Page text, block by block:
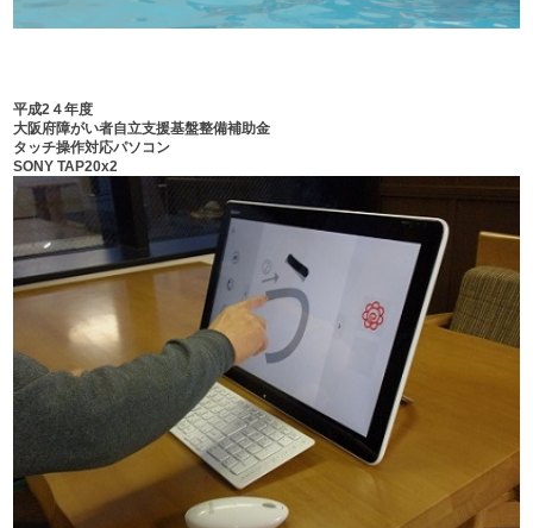
平成2４年度
大阪府障がい者自立支援基盤整備補助金
タッチ操作対応パソコン
SONY TAP20x2